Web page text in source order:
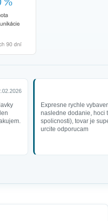
Expresne rychle
nasledne dodanie, hoci
spolicnosti), tovar je
urcite odporucam